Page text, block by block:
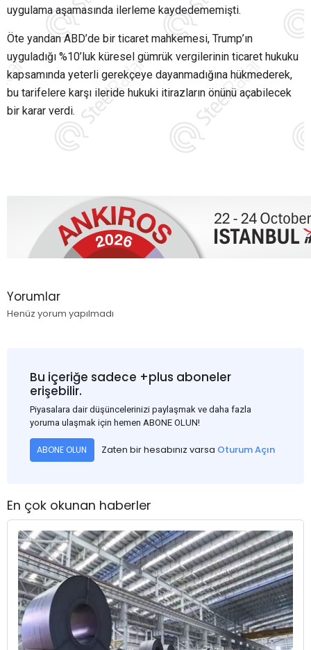
uygulama aşamasında ilerleme kaydedememişti.
Öte yandan ABD’de bir ticaret mahkemesi, Trump’ın
uyguladığı %10’luk küresel gümrük vergilerinin ticaret hukuku
kapsamında yeterli gerekçeye dayanmadığına hükmederek,
bu tarifelere karşı ileride hukuki itirazların önünü açabilecek
bir karar verdi.
Yorumlar
Henüz yorum yapılmadı
Bu içeriğe sadece +plus aboneler
erişebilir.
Piyasalara dair düşüncelerinizi paylaşmak ve daha fazla
yoruma ulaşmak için hemen ABONE OLUN!
ABONE OLUN Zaten bir hesabınız varsa Oturum Açın
En çok okunan haberler